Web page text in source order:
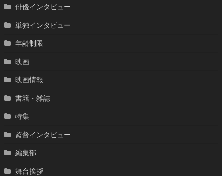
俳優インタビュー
単独インタビュー
年齢制限
映画
映画情報
書籍・雑誌
特集
監督インタビュー
編集部
舞台挨拶